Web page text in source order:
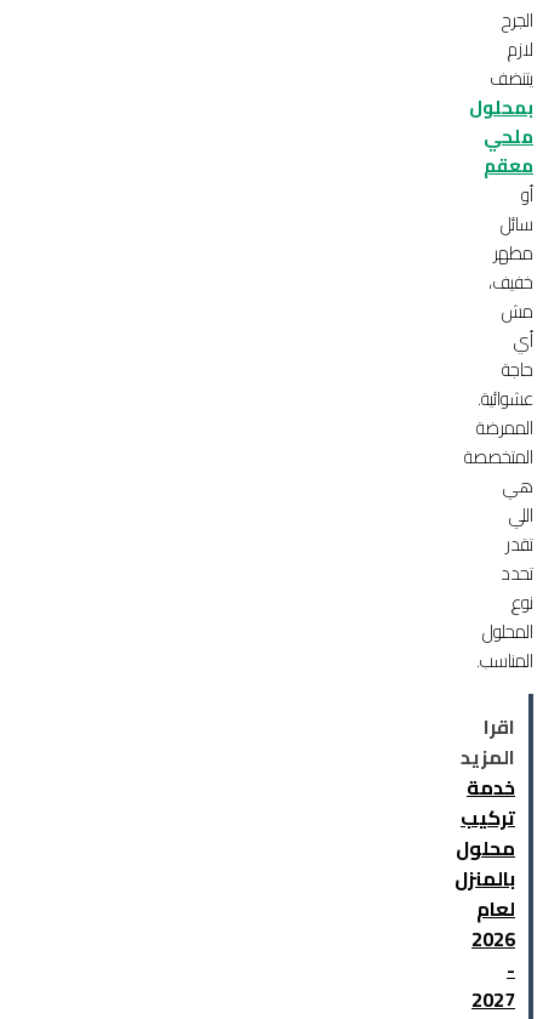
الجرح
لازم
يتنضف
بمحلول
ملحي
معقم
أو
سائل
مطهر
خفيف،
مش
أي
حاجة
عشوائية.
الممرضة
المتخصصة
هي
اللي
تقدر
تحدد
نوع
المحلول
المناسب.
اقرا
المزيد
خدمة
تركيب
محلول
بالمنزل
لعام
2026
-
2027